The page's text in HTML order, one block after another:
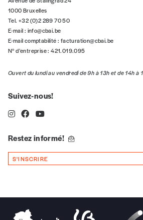
*Prix indicatif, frais de port inclus
Je m'abonne à l'Imag
en Belgique)
Je commande au
1000 Bruxelles
Tel. +32 (0)2 289 70 50
E-mail : info@cbai.be
E-mail comptabilité : facturation@cbai.be
N° d’entreprise : 421.019.095
Ouvert du lundi au vendredi de 9h à 13h et de 14h à
Suivez-nous!
Restez informé!
S'INSCRIRE